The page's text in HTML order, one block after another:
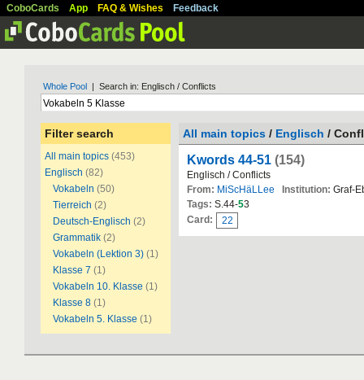
CoboCards App FAQ & Wishes Feedback
Whole Pool | Search in: Englisch / Conflicts
Filter search
All main topics (453)
Englisch (82)
Vokabeln (50)
Tierreich (2)
Deutsch-Englisch (2)
Grammatik (2)
Vokabeln (Lektion 3) (1)
Klasse 7 (1)
Vokabeln 10. Klasse (1)
Klasse 8 (1)
Vokabeln 5. Klasse (1)
All main topics / Englisch /
Kwords 44-51 (154)
Englisch / Conflicts
From: MiScHäLLee Institution: Graf-
Tags: S.44-53
Card:
22